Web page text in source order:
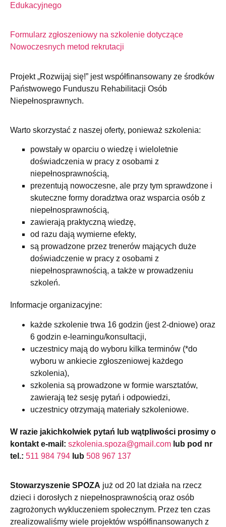
Edukacyjnego
Formularz zgłoszeniowy na szkolenie dotyczące
Nowoczesnych metod rekrutacji
Projekt „Rozwijaj się!” jest współfinansowany ze środków
Państwowego Funduszu Rehabilitacji Osób
Niepełnosprawnych.
Warto skorzystać z naszej oferty, ponieważ szkolenia:
powstały w oparciu o wiedzę i wieloletnie
doświadczenia w pracy z osobami z
niepełnosprawnością,
prezentują nowoczesne, ale przy tym sprawdzone i
skuteczne formy doradztwa oraz wsparcia osób z
niepełnosprawnością,
zawierają praktyczną wiedzę,
od razu dają wymierne efekty,
są prowadzone przez trenerów mających duże
doświadczenie w pracy z osobami z
niepełnosprawnością, a także w prowadzeniu
szkoleń.
Informacje organizacyjne:
każde szkolenie trwa 16 godzin (jest 2-dniowe) oraz
6 godzin e-learningu/konsultacji,
uczestnicy mają do wyboru kilka terminów (*do
wyboru w ankiecie zgłoszeniowej każdego
szkolenia),
szkolenia są prowadzone w formie warsztatów,
zawierają też sesję pytań i odpowiedzi,
uczestnicy otrzymają materiały szkoleniowe.
W razie jakichkolwiek pytań lub wątpliwości prosimy o
kontakt e-mail: szkolenia.spoza@gmail.com lub pod nr
tel.: 511 984 794 lub 508 967 137
Stowarzyszenie SPOZA już od 20 lat działa na rzecz
dzieci i dorosłych z niepełnosprawnością oraz osób
zagrożonych wykluczeniem społecznym. Przez ten czas
zrealizowaliśmy wiele projektów współfinansowanych z